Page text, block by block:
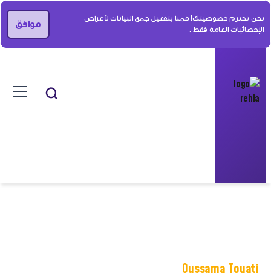
نحن نحترم خصوصيتك! قمنا بتفعيل جمع البيانات لأغراض
الإحصائيات العامة فقط .
موافق
Oussama Touati